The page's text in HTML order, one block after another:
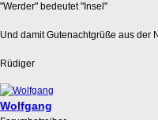
"Werder" bedeutet "Insel"
Und damit Gutenachtgrüße aus der
Rüdiger
Wolfgang